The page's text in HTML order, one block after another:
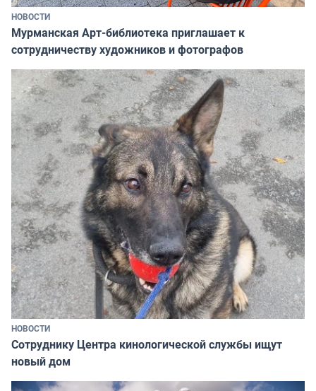
НОВОСТИ
Мурманская Арт-библиотека приглашает к
сотрудничеству художников и фотографов
НОВОСТИ
Сотруднику Центра кинологической службы ищут
новый дом